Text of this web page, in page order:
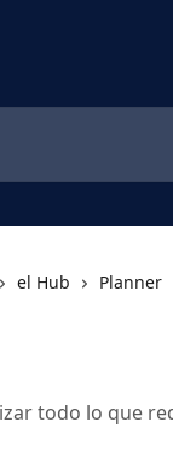
el Hub Planner
todo lo que